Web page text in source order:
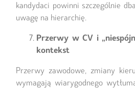
kandydaci powinni szczególnie
uwagę na hierarchię.
Przerwy w CV i
kontekst
Przerwy zawodowe, zmiany
wymagają wiarygodnego